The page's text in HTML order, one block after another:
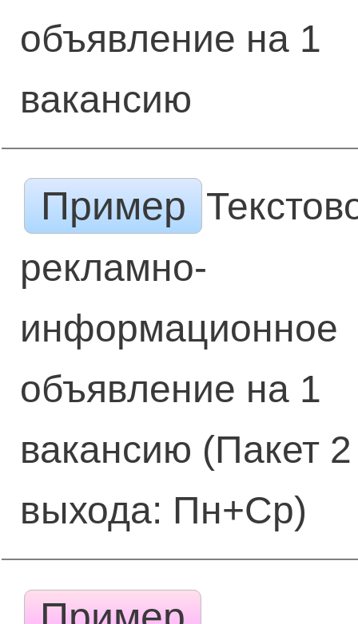
объявление на 1
вакансию
Пример
рекламно-
информационное
объявление на 1
вакансию (Пакет 2
выхода: Пн+Ср)